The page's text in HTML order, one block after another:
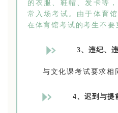
的衣服、鞋帽、发卡等
常入场考试。由于体育
在体育馆考试的考生不要
3、 违纪、
与文化课考试要求相
4、迟到与提